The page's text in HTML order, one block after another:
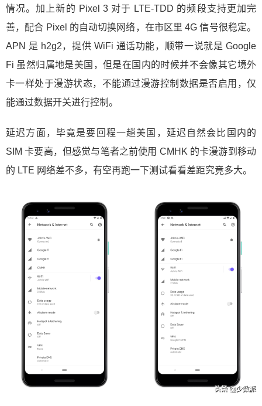
情况。加上新的 Pixel 3 对于 LTE-TDD 的频段支持更加完
善，配合 Pixel 的自动切换网络，在市区里 4G 信号很稳定。
APN 是 h2g2，提供 WiFi 通话功能，顺带一说就是 Google
Fi 虽然归属地是美国，但是在国内的时候并不会像其它境外
卡一样处于漫游状态，不能通过漫游控制数据是否启用，仅
能通过数据开关进行控制。
延迟方面，毕竟是要回程一趟美国，延迟自然会比国内的
SIM 卡要高，但感觉与笔者之前使用 CMHK 的卡漫游到移动
的 LTE 网络差不多，有空再跑一下测试看看差距究竟多大。